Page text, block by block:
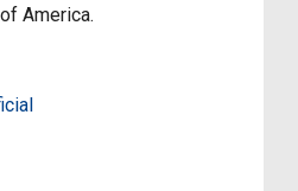
America.